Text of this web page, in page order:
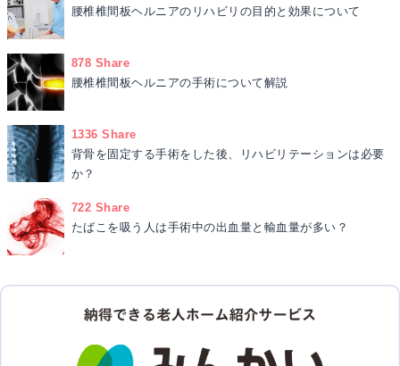
腰椎椎間板ヘルニアのリハビリの目的と効果について
878 Share
腰椎椎間板ヘルニアの手術について解説
1336 Share
背骨を固定する手術をした後、リハビリテーションは必要
か？
722 Share
たばこを吸う人は手術中の出血量と輸血量が多い？